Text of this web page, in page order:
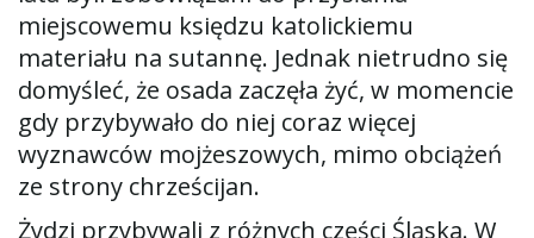
miejscowemu księdzu katolickiemu
materiału na sutannę. Jednak nietrudno się
domyśleć, że osada zaczęła żyć, w momencie
gdy przybywało do niej coraz więcej
wyznawców mojżeszowych, mimo obciążeń
ze strony chrześcijan.
Żydzi przybywali z różnych części Śląska. W